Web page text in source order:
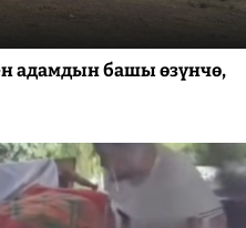
адамдын башы өзүнчө,